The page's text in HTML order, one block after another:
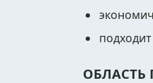
ОБЛАСТЬ